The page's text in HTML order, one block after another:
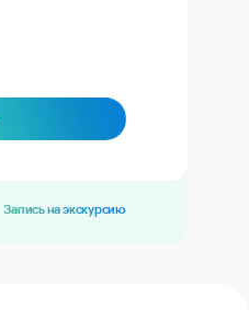
Запись на экскурсию